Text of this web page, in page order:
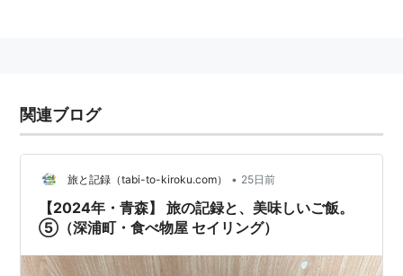
関連ブログ
旅と記録（tabi-to-kiroku.com） • 25日前
【2024年・青森】 旅の記録と、美味しいご飯。
⑤（深浦町・食べ物屋 セイリング）